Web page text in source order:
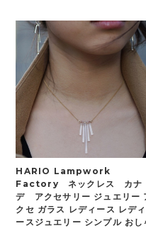
HARIO Lampwork
Factory ネックレス カナ
デ アクセサリー ジュエリー
クセ ガラス レディース レディ
ースジュエリー シンプル おし